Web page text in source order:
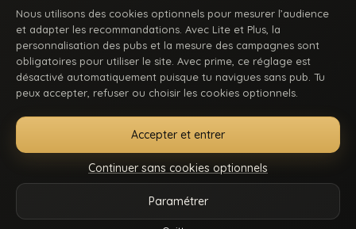
Nous utilisons des cookies optionnels pour mesurer l’audience
et adapter les recommandations. Avec Lite et Plus, la
personnalisation des pubs et la mesure des campagnes sont
obligatoires pour utiliser le site. Avec prime, ce réglage est
désactivé automatiquement puisque tu navigues sans pub. Tu
peux accepter, refuser ou choisir les cookies optionnels.
Accepter et entrer
Continuer sans cookies optionnels
Paramétrer
ACCUEIL INSCRIPTION SE CONNECTER
SUPPORT / CONTACT
CONDITIONS D’UTILISATION
DMCA 18 U.S.C. 2257
GÉRER MES COOKIES
La première communauté en ligne dédiée au porno gay beur et métissé : des
keums du bled, des rebeus bien montés, des lascars actifs, des passifs
affamés, et du sexe hard comme tu kiffes. Pose-toi, mate, et régale-toi. Balance-